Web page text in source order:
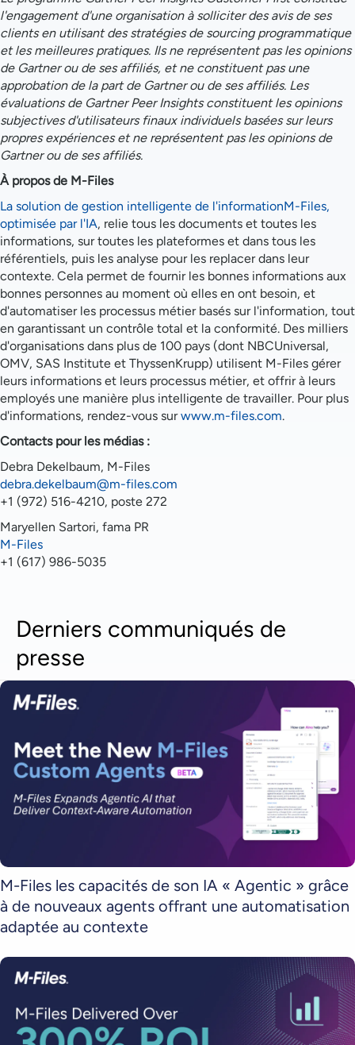
l'engagement d'une organisation à solliciter des avis de ses
clients en utilisant des stratégies de sourcing programmatique
et les meilleures pratiques. Ils ne représentent pas les opinions
de Gartner ou de ses affiliés, et ne constituent pas une
approbation de la part de Gartner ou de ses affiliés. Les
évaluations de Gartner Peer Insights constituent les opinions
subjectives d'utilisateurs finaux individuels basées sur leurs
propres expériences et ne représentent pas les opinions de
Gartner ou de ses affiliés.
À propos de M-Files
La solution de gestion intelligente de l'informationM-Files,
optimisée par l'IA, relie tous les documents et toutes les
informations, sur toutes les plateformes et dans tous les
référentiels, puis les analyse pour les replacer dans leur
contexte. Cela permet de fournir les bonnes informations aux
bonnes personnes au moment où elles en ont besoin, et
d'automatiser les processus métier basés sur l'information, tout
en garantissant un contrôle total et la conformité. Des milliers
d'organisations dans plus de 100 pays (dont NBCUniversal,
OMV, SAS Institute et ThyssenKrupp) utilisent M-Files gérer
leurs informations et leurs processus métier, et offrir à leurs
employés une manière plus intelligente de travailler. Pour plus
d'informations, rendez-vous surwww.m-files.com.
Contacts pour les médias :
Debra Dekelbaum, M-Files
debra.dekelbaum@m-files.com
+1 (972) 516-4210, poste 272
Maryellen Sartori, fama PR
M-Files
+1 (617) 986-5035
Derniers communiqués de
presse
M-Files les capacités de son IA « Agentic » grâce
à de nouveaux agents offrant une automatisation
adaptée au contexte